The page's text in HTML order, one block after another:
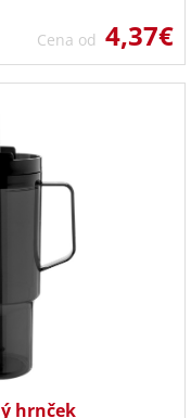
Cena od 4,37€
hrnček